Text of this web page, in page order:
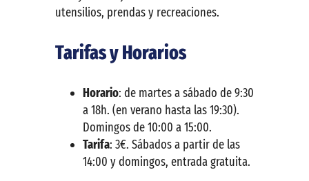
utensilios, prendas y recreaciones.
Tarifas y Horarios
Horario: de martes a sábado de 9:30
a 18h. (en verano hasta las 19:30).
Domingos de 10:00 a 15:00.
Tarifa: 3€. Sábados a partir de las
14:00 y domingos, entrada gratuita.